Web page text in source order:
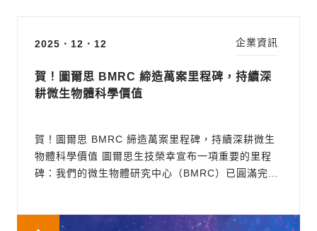
2025．12．12
賀！圖爾思 BMRC 締造萬案里程碑，持續深
耕微生物體科學價值
賀！圖爾思 BMRC 締造萬案里程碑，持續深耕微生
物體科學價值 圖爾思生技榮幸宣布一項重要的里程
碑：我們的微生物體研究中心（BMRC）已圓滿完成
務與數據品質的堅定信賴。我們始終秉持「持續關注
企業資訊